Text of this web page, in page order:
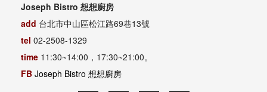
Joseph Bistro 想想廚房
add 台北市中山區松江路69巷13號
tel 02-2508-1329
time 11:30~14:00，17:30~21:00。
FB Joseph Bistro 想想廚房